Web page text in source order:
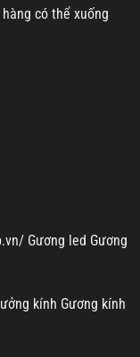
có thể xuống
Gương led Gương
kính Gương kính